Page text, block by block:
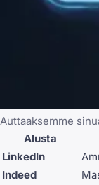
Auttaaksemme
Alusta
LinkedIn
Indeed